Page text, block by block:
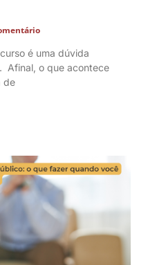
é uma dúvida
Afinal, o que acontece
de